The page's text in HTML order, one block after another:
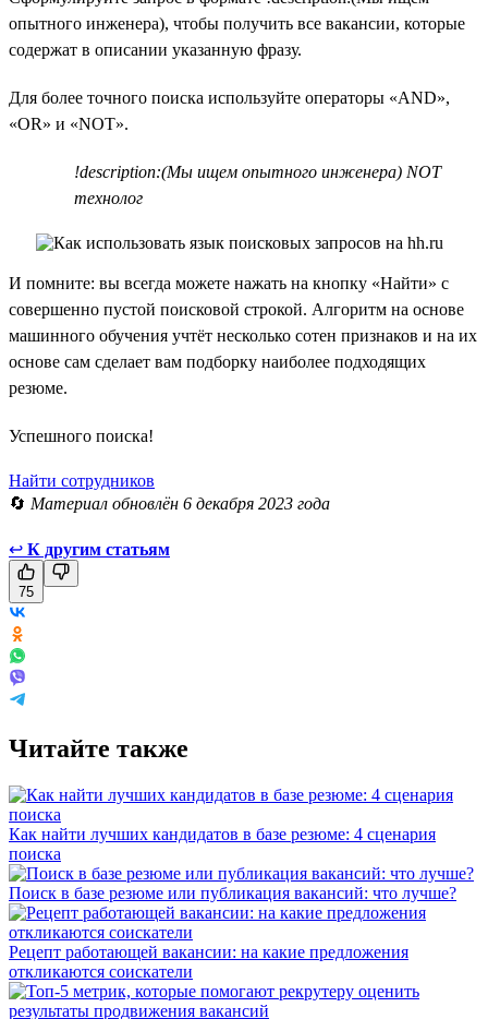
опытного инженера), чтобы получить все вакансии, которые
содержат в описании указанную фразу.
Для более точного поиска используйте операторы «AND»,
«OR» и «NOT».
!description:(Мы ищем опытного инженера) NOT
технолог
И помните: вы всегда можете нажать на кнопку «Найти» с
совершенно пустой поисковой строкой. Алгоритм на основе
машинного обучения учтёт несколько сотен признаков и на их
основе сам сделает вам подборку наиболее подходящих
резюме.
Успешного поиска!
Найти сотрудников
🔄 Материал обновлён 6 декабря 2023 года
↩ К другим статьям
75
Читайте также
Как найти лучших кандидатов в базе резюме: 4 сценария
поиска
Поиск в базе резюме или публикация вакансий: что лучше?
Рецепт работающей вакансии: на какие предложения
откликаются соискатели